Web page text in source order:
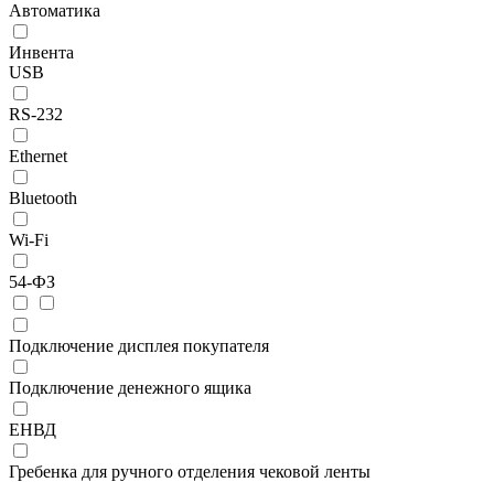
Автоматика
Инвента
USB
RS-232
Ethernet
Bluetooth
Wi-Fi
54-ФЗ
Подключение дисплея покупателя
Подключение денежного ящика
ЕНВД
Гребенка для ручного отделения чековой ленты